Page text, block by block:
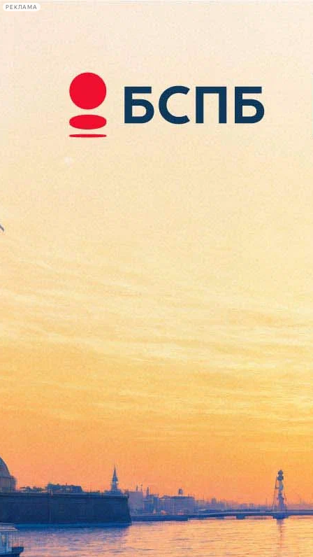
РЕКЛАМА
Сегодня:
2026.08.07
11:43
Афиша Plus